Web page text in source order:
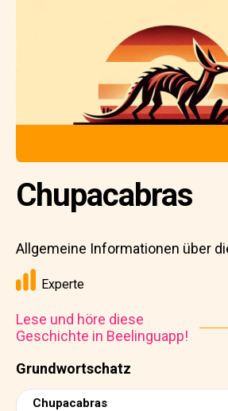
Grundwortschatz
Chupacabras
Chupacabras
Allgemeine Informationen über
Experte
Lese und höre diese
Geschichte in Beelinguapp!